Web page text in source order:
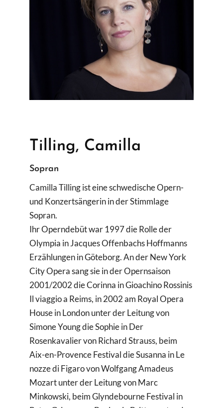
Tilling, Camilla
Sopran
Camilla Tilling ist eine schwedische Opern-
und Konzertsängerin in der Stimmlage
Sopran.
Ihr Operndebüt war 1997 die Rolle der
Olympia in Jacques Offenbachs Hoffmanns
Erzählungen in Göteborg. An der New York
City Opera sang sie in der Opernsaison
2001/2002 die Corinna in Gioachino Rossinis
Il viaggio a Reims, in 2002 am Royal Opera
House in London unter der Leitung von
Simone Young die Sophie in Der
Rosenkavalier von Richard Strauss, beim
Aix-en-Provence Festival die Susanna in Le
nozze di Figaro von Wolfgang Amadeus
Mozart unter der Leitung von Marc
Minkowski, beim Glyndebourne Festival in